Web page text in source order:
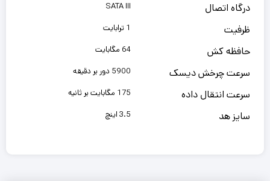
درگاه اتصال SATA III
ظرفیت 1 ترابایت
حافظه کش 64 مگابایت
سرعت چرخش دیسک 5900 دور بر دقیقه
سرعت انتقال داده 175 مگابایت بر ثانیه
سایز هد 3.5 اینچ